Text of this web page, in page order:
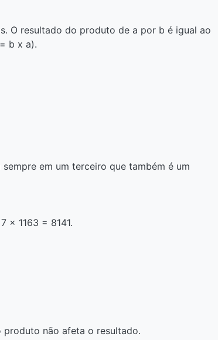
O resultado do produto de a por b é igual ao
b x a).
em um terceiro que também é um
x 1163 = 8141.
não afeta o resultado.